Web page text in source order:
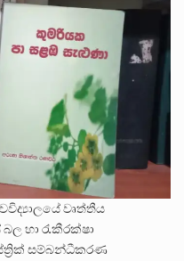
වෘත්තීය
හා රැකීරක්ෂා
සම්බන්ධීකරණ